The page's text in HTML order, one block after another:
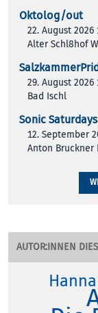
Oktolog/out
22. August 2026
Alter Schl8hof
29. August 2026
Bad Ischl
Sonic Saturdays
12. September
Anton
AUTOR:INNEN